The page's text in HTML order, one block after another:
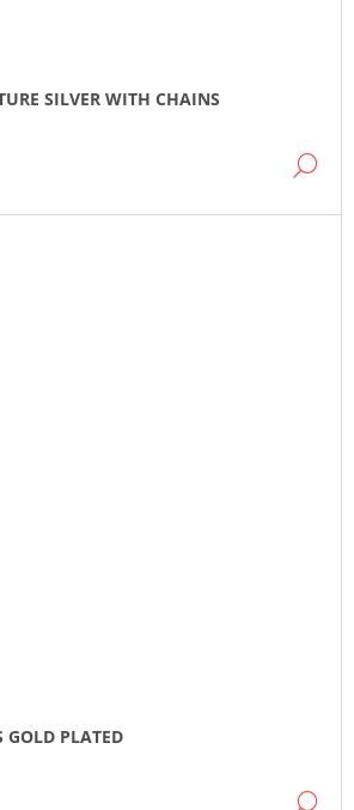
SILVER WITH CHAINS
GOLD PLATED